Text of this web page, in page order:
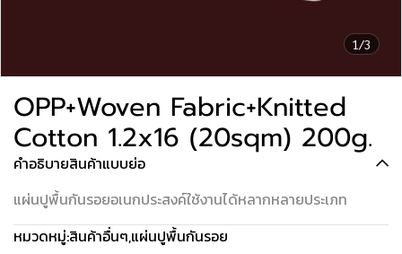
1/3
OPP+Woven Fabric+Knitted
Cotton 1.2x16 (20sqm) 200g.
คำอธิบายสินค้าแบบย่อ
แผ่นปูพื้นกันรอยอเนกประสงค์ใช้งานได้หลากหลายประเภท
หมวดหมู่:สินค้าอื่นๆ,แผ่นปูพื้นกันรอย